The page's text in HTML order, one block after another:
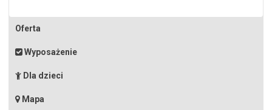
Oferta
Wyposażenie
Dla dzieci
Mapa